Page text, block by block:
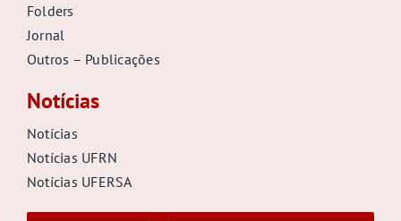
Folders
Jornal
Outros – Publicações
Notícias
Notícias
Notícias UFRN
Notícias UFERSA